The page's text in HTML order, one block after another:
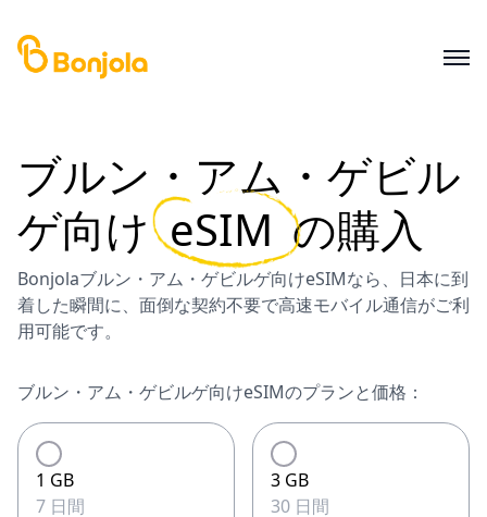
ブルン・アム・ゲビル
ゲ向け eSIM の購入
Bonjolaブルン・アム・ゲビルゲ向けeSIMなら、日本に到
着した瞬間に、面倒な契約不要で高速モバイル通信がご利
用可能です。
ブルン・アム・ゲビルゲ向けeSIMのプランと価格：
1 GB
7 日間
3 GB
30 日間